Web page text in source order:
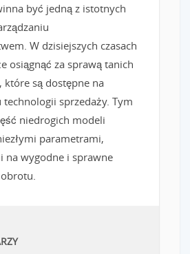
być jedną z istotnych
W dzisiejszych czasach
osiągnąć za sprawą tanich
które są dostępne na
sprzedaży. Tym
niedrogich modeli
parametrami,
na wygodne i sprawne